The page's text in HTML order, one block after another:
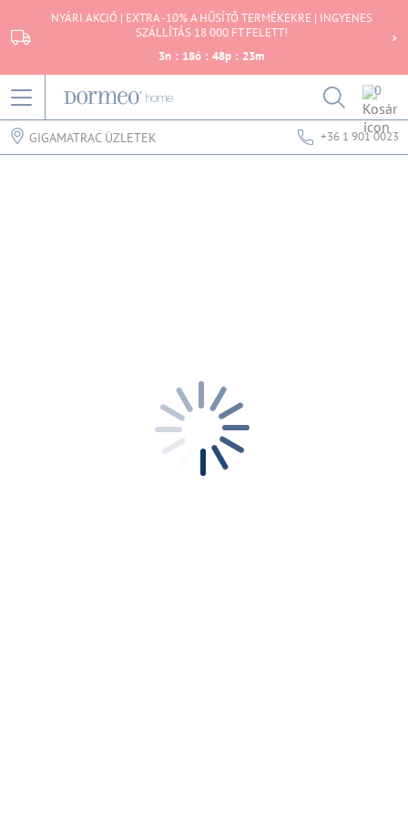
NYÁRI AKCIÓ | EXTRA -10% A HŰSÍTŐ TERMÉKEKRE | INGYENES
SZÁLLÍTÁS 18 000 FT FELETT!
3n : 18ó : 48p : 23m
0
GIGAMATRAC ÜZLETEK +36 1 901 0023